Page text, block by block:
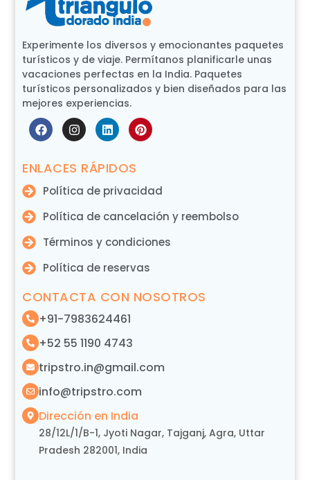
Experimente los diversos y emocionantes paquetes
turísticos y de viaje. Permítanos planificarle unas
vacaciones perfectas en la India. Paquetes
turísticos personalizados y bien diseñados para las
mejores experiencias.
ENLACES RÁPIDOS
Política de privacidad
Política de cancelación y reembolso
Términos y condiciones
Política de reservas
CONTACTA CON NOSOTROS
+91-7983624461
+52 55 1190 4743
tripstro.in@gmail.com
info@tripstro.com
Dirección en India
28/12L/1/B-1, Jyoti Nagar, Tajganj, Agra, Uttar
Pradesh 282001, India